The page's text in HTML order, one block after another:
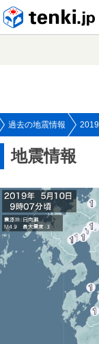
過去の地震情報
地震情報